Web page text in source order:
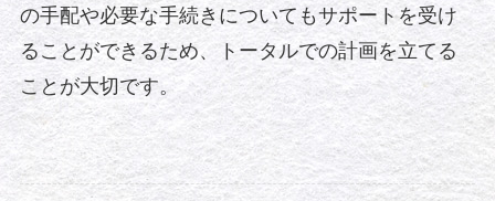
の手配や必要な手続きについてもサポートを受け
ることができるため、トータルでの計画を立てる
ことが大切です。